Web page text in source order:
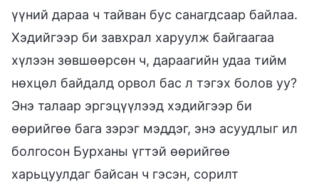
үүний дараа ч тайван бус санагдсаар байлаа.
Хэдийгээр би завхрал харуулж байгаагаа
хүлээн зөвшөөрсөн ч, дараагийн удаа тийм
нөхцөл байдалд орвол бас л тэгэх болов уу?
Энэ талаар эргэцүүлээд хэдийгээр би
өөрийгөө бага зэрэг мэддэг, энэ асуудлыг ил
болгосон Бурханы үгтэй өөрийгөө
харьцуулдаг байсан ч гэсэн, сорилт